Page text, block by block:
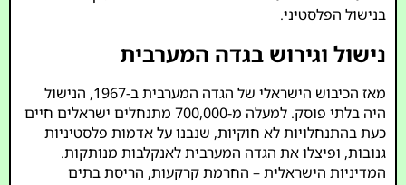
בנישול הפלסטיני.
נישול וגירוש בגדה המערבית
מאז הכיבוש הישראלי של הגדה המערבית ב-1967, הנישול
היה בלתי פוסק. למעלה מ-700,000 מתנחלים ישראלים חיים
כעת בהתנחלויות לא חוקיות, שנבנו על אדמות פלסטיניות
גנובות, ופיצלו את הגדה המערבית לאנקלבות מנותקות.
המדיניות הישראלית – החרמת קרקעות, הריסת בתים